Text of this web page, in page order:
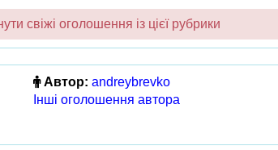
свіжі оголошення із цієї рубрики
Автор: andreybrevko
Інші оголошення автора